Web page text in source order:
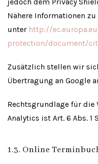
Nähere Informationen
unter http://
protection/document/
Zusätzlich stellen wir
Übertragung an Google
Rechtsgrundlage für die
Analytics ist Art. 6 Abs. 1
1.3. Online